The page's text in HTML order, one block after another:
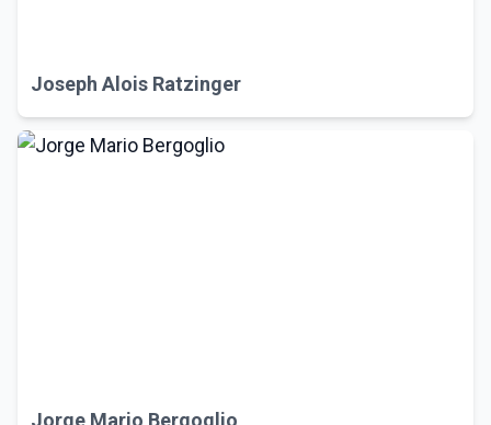
Joseph Alois Ratzinger
Jorge Mario Bergoglio